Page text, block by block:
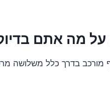
מה אתם
בדרך כלל משלושה